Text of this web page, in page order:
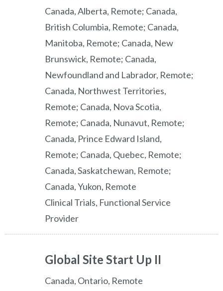
Canada, Alberta, Remote; Canada,
British Columbia, Remote; Canada,
Manitoba, Remote; Canada, New
Brunswick, Remote; Canada,
Newfoundland and Labrador, Remote;
Canada, Northwest Territories,
Remote; Canada, Nova Scotia,
Remote; Canada, Nunavut, Remote;
Canada, Prince Edward Island,
Remote; Canada, Quebec, Remote;
Canada, Saskatchewan, Remote;
Canada, Yukon, Remote
Clinical Trials, Functional Service
Provider
Global Site Start Up II
Canada, Ontario, Remote